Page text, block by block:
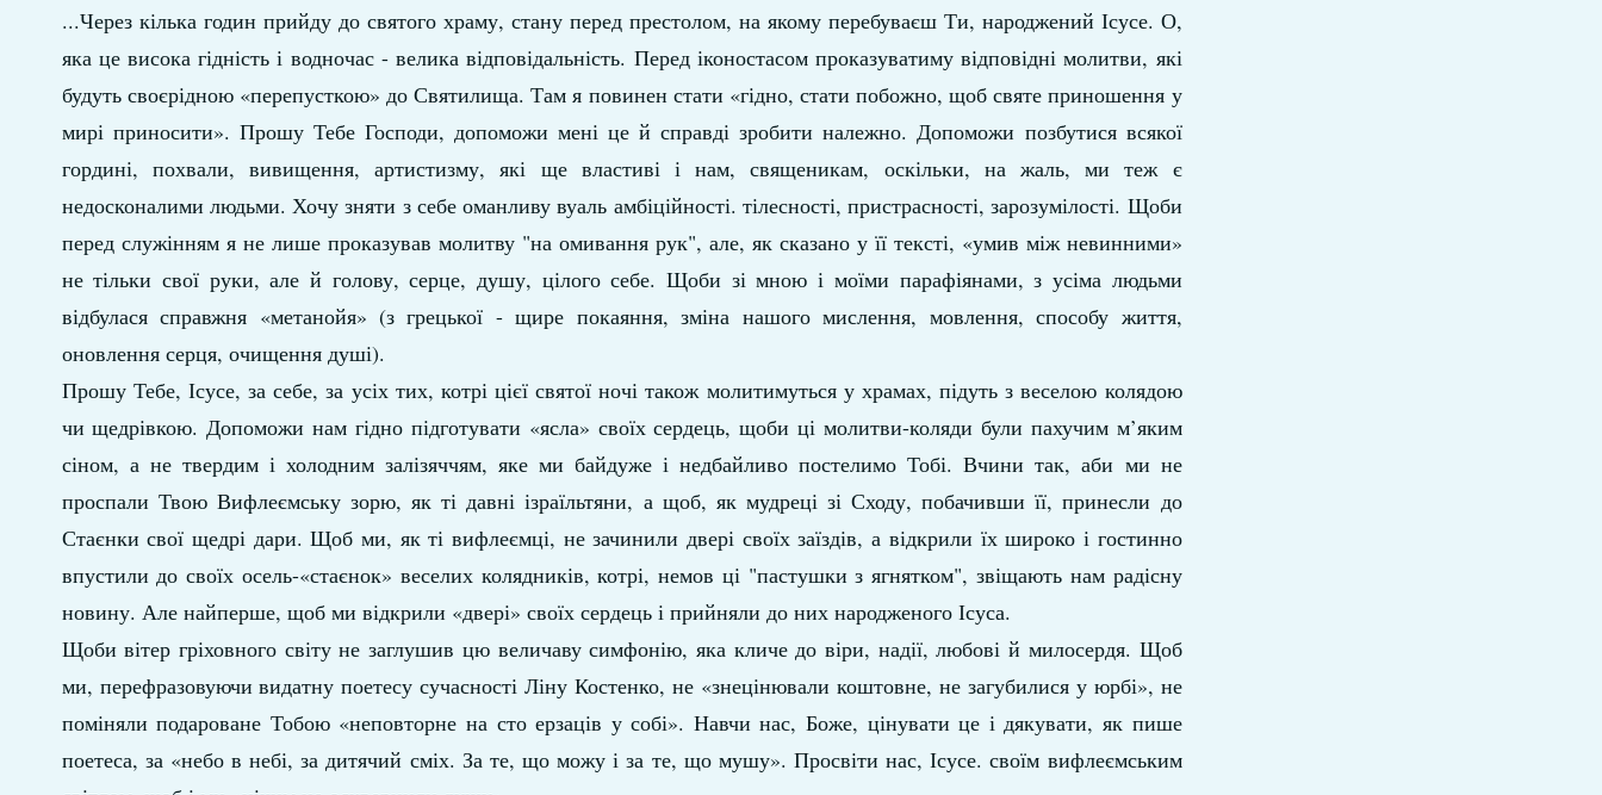
...Через кілька годин прийду до святого храму, стану перед престолом, на якому перебуваєш Ти, народжений Ісусе. О,
яка це висока гідність і водночас - велика відповідальність. Перед іконостасом проказуватиму відповідні молитви, які
будуть своєрідною «перепусткою» до Святилища. Там я повинен стати «гідно, стати побожно, щоб святе приношення у
мирі приносити». Прошу Тебе Господи, допоможи мені це й справді зробити належно. Допоможи позбутися всякої
гордині, похвали, вивищення, артистизму, які ще властиві і нам, священикам, оскільки, на жаль, ми теж є
недосконалими людьми. Хочу зняти з себе оманливу вуаль амбіційності. тілесності, пристрасності, зарозумілості. Щоби
перед служінням я не лише проказував молитву "на омивання рук", але, як сказано у її тексті, «умив між невинними»
не тільки свої руки, але й голову, серце, душу, цілого себе. Щоби зі мною і моїми парафіянами, з усіма людьми
відбулася справжня «метанойя» (з грецької - щире покаяння, зміна нашого мислення, мовлення, способу життя,
оновлення серця, очищення душі).
Прошу Тебе, Ісусе, за себе, за усіх тих, котрі цієї святої ночі також молитимуться у храмах, підуть з веселою колядою
чи щедрівкою. Допоможи нам гідно підготувати «ясла» своїх сердець, щоби ці молитви-коляди були пахучим м’яким
сіном, а не твердим і холодним залізяччям, яке ми байдуже і недбайливо постелимо Тобі. Вчини так, аби ми не
проспали Твою Вифлеємську зорю, як ті давні ізраїльтяни, а щоб, як мудреці зі Сходу, побачивши її, принесли до
Стаєнки свої щедрі дари. Щоб ми, як ті вифлеємці, не зачинили двері своїх заїздів, а відкрили їх широко і гостинно
впустили до своїх осель-«стаєнок» веселих колядників, котрі, немов ці "пастушки з ягнятком", звіщають нам радісну
новину. Але найперше, щоб ми відкрили «двері» своїх сердець і прийняли до них народженого Ісуса.
Щоби вітер гріховного світу не заглушив цю величаву симфонію, яка кличе до віри, надії, любові й милосердя. Щоб
ми, перефразовуючи видатну поетесу сучасності Ліну Костенко, не «знецінювали коштовне, не загубилися у юрбі», не
поміняли подароване Тобою «неповторне на сто ерзаців у собі». Навчи нас, Боже, цінувати це і дякувати, як пише
поетеса, за «небо в небі, за дитячий сміх. За те, що можу і за те, що мушу». Просвіти нас, Ісусе. своїм вифлеємським